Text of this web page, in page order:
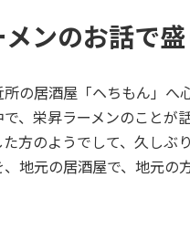
ンのお話で盛
の居酒屋「ヘちもん」へ
、栄昇ラーメンのこと
方のようでして、久しぶ
地元の居酒屋で、地元の